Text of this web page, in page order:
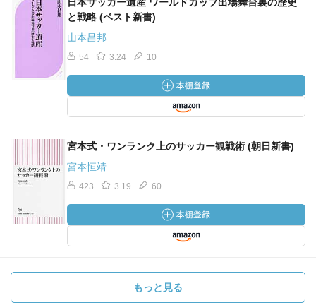
と戦略 (ベスト新書)
山本昌邦
54 3.24 10
宮本式・ワンランク上のサッカー観戦術 (朝日新書)
宮本恒靖
423 3.19 60
もっと見る